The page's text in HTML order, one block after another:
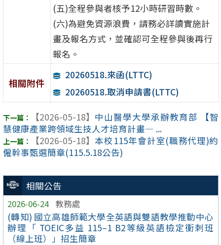
相關公告
2026-06-24 教務處
(轉知) 國立高雄師範大學全英語與雙語教學推動中心
辦理「 TOEIC多益 115–1 B2等級英語檢定衝刺班
（線上班）」招生簡章
(五)全程參與者核予12小時研習時數。
(六)為避免資源浪費，請務必詳讀實施計
畫及報名方式，並確認可全程參與後再行
報名。
相關附件
20260518.來函(LTTC)
20260518.取消申請書(LTTC)
【2026-05-18】 中山醫學大學承辦教育部 【智
慧健康產業跨領域生技人才培育計畫— ...
【2026-05-18】 本校115年會計室(職務代理)約
僱幹事甄選簡章(115.5.18公告)